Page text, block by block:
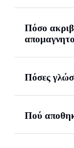
Πόσο
Πόσες
Πού